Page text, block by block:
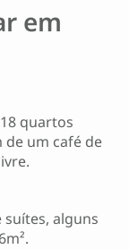
em
quartos
de um café de
alguns